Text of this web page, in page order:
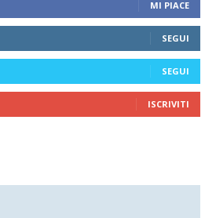
MI PIACE
SEGUI
SEGUI
ISCRIVITI